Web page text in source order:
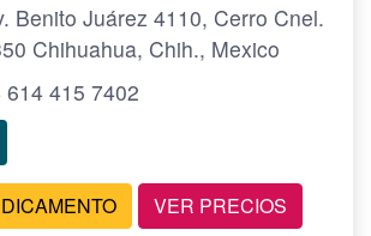
Benito Juárez 4110, Cerro Cnel.
Chihuahua, Chih., Mexico
614 415 7402
VER PRECIOS